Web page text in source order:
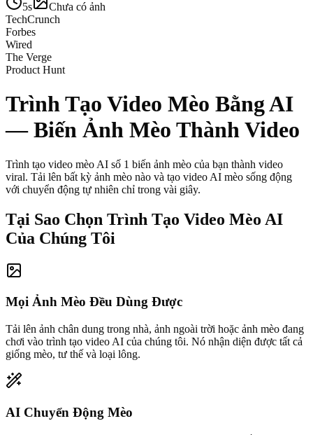
5s
Chưa có ảnh
TechCrunch
Forbes
Wired
The Verge
Product Hunt
Trình Tạo Video Mèo Bằng AI
— Biến Ảnh Mèo Thành Video
Trình tạo video mèo AI số 1 biến ảnh mèo của bạn thành video
viral. Tải lên bất kỳ ảnh mèo nào và tạo video AI mèo sống động
với chuyển động tự nhiên chỉ trong vài giây.
Tại Sao Chọn Trình Tạo Video Mèo AI
Của Chúng Tôi
Mọi Ảnh Mèo Đều Dùng Được
Tải lên ảnh chân dung trong nhà, ảnh ngoài trời hoặc ảnh mèo đang
chơi vào trình tạo video AI của chúng tôi. Nó nhận diện được tất cả
giống mèo, tư thế và loại lông.
AI Chuyển Động Mèo